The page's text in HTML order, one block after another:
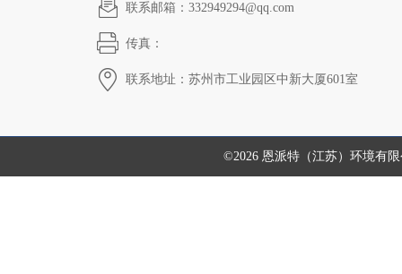
联系邮箱：332949294@qq.com
传真：
联系地址：苏州市工业园区中新大厦601室
©2026 恩派特（江苏）环境有